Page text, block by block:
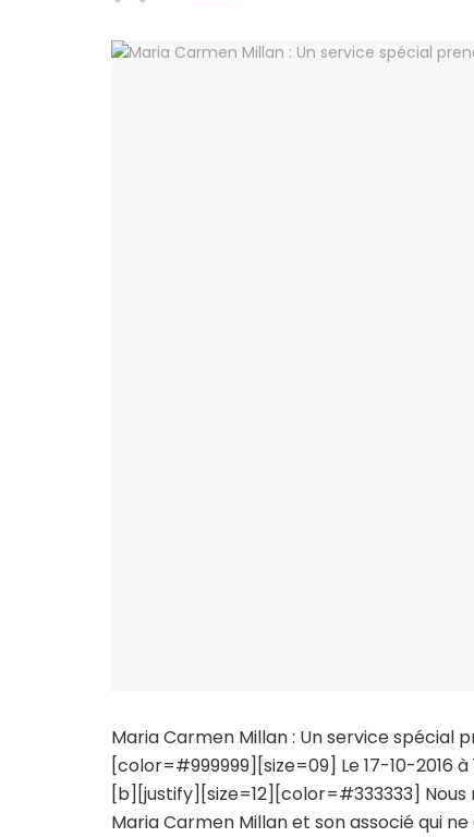
Maria Carmen Millan : Un service spécial
[color=#999999][size=09] Le 17-10-2016
[b][justify][size=12][color=#333333] Nous
Maria Carmen Millan et son associé qui